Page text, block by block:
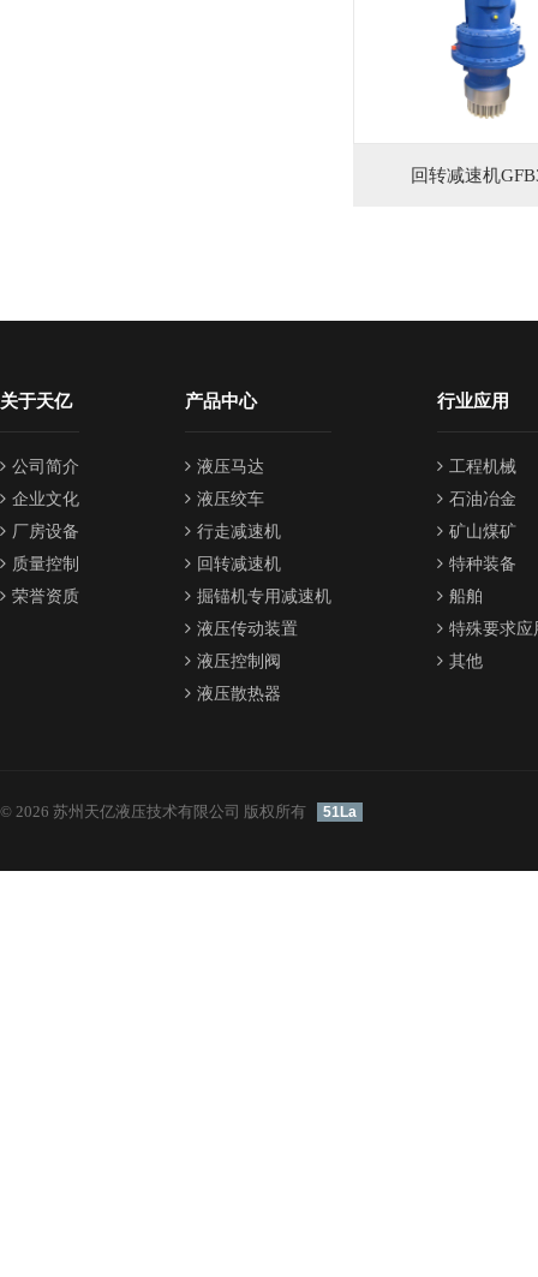
回转减速机
关于天亿
公司简介
企业文化
厂房设备
质量控制
荣誉资质
产品中心
液压马达
液压绞车
行走减速机
回转减速机
掘锚机专用减速机
液压传动装置
液压控制阀
液压散热器
行业应用
工程机械
石油冶金
矿山煤矿
特种装备
船舶
特殊要求应
其他
© 2026 苏州天亿液压技术有限公司 版权所有 51La